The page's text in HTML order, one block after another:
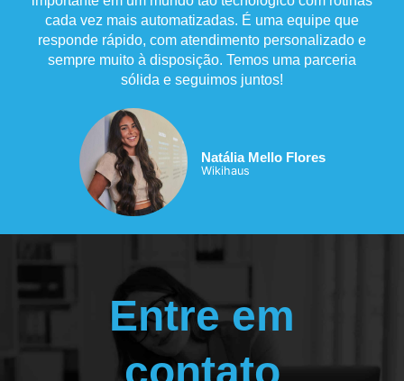
cada vez mais automatizadas. É uma equipe que
responde rápido, com atendimento personalizado e
sempre muito à disposição. Temos uma parceria
sólida e seguimos juntos!
Natália Mello Flores
Wikihaus
Entre em